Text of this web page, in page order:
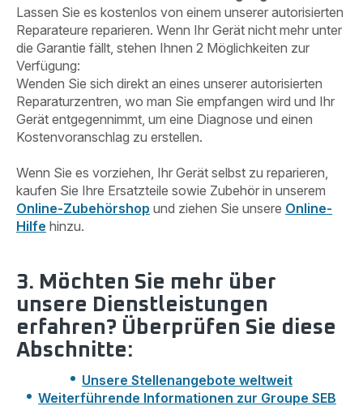
Lassen Sie es kostenlos von einem unserer autorisierten
Reparateure reparieren. Wenn Ihr Gerät nicht mehr unter
die Garantie fällt, stehen Ihnen 2 Möglichkeiten zur
Verfügung:
Wenden Sie sich direkt an eines unserer autorisierten
Reparaturzentren, wo man Sie empfangen wird und Ihr
Gerät entgegennimmt, um eine Diagnose und einen
Kostenvoranschlag zu erstellen.
Wenn Sie es vorziehen, Ihr Gerät selbst zu reparieren,
kaufen Sie Ihre Ersatzteile sowie Zubehör in unserem
Online-Zubehörshop und ziehen Sie unsere Online-
Hilfe hinzu.
3. Möchten Sie mehr über
unsere Dienstleistungen
erfahren? Überprüfen Sie diese
Abschnitte:
Unsere Stellenangebote weltweit
Weiterführende Informationen zur Groupe SEB